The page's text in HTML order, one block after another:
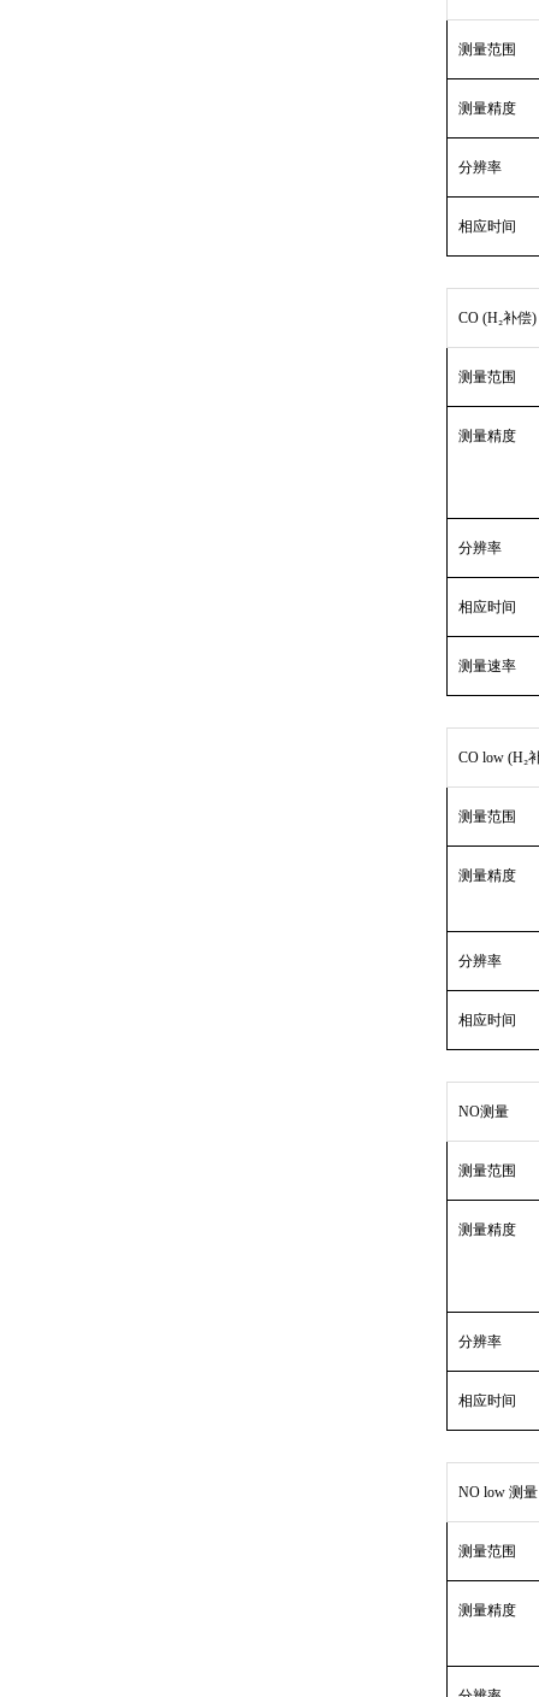
测量范围
测量精度
分辨率
相应时间
CO (H₂补偿)
测量范围
测量精度
分辨率
相应时间
测量速率
CO low (H₂
测量范围
测量精度
分辨率
相应时间
NO测量
测量范围
测量精度
分辨率
相应时间
NO low 测量
测量范围
测量精度